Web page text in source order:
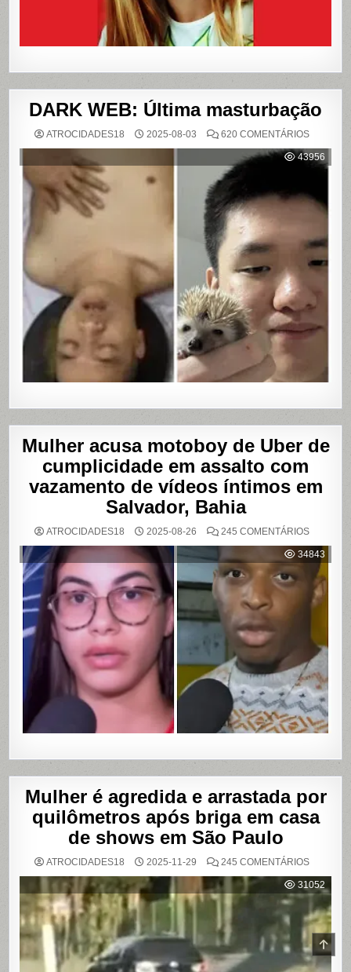
DARK WEB: Última masturbação
ATROCIDADES18 2025-08-03 620 COMENTÁRIOSEM
WEB:
ÚLTIMA
43956
Mulher acusa motoboy de Uber de
cumplicidade em assalto com
vazamento de vídeos íntimos em
Salvador, Bahia
ATROCIDADES18 2025-08-26 245 COMENTÁRIOSEM
ACUSA
DE
UBER
DE
EM
DE
VÍDEOS
ÍNTIMOS
EM
BAHIA
34843
Mulher é agredida e arrastada por
quilômetros após briga em casa
de shows em São Paulo
ATROCIDADES18 2025-11-29 245 COMENTÁRIOSEM
É
E
POR
APÓS
BRIGA
EM
CASA
31052
TO
TOP